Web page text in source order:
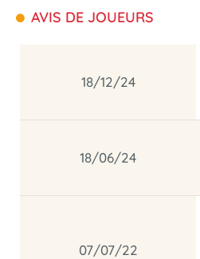
AVIS DE JOUEURS
18/12/24
18/06/24
07/07/22